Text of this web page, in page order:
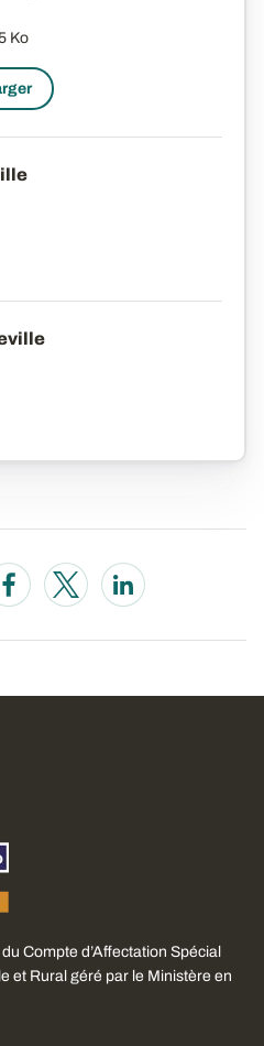
Ko
Opens in a new window
Opens in a new window
Opens in a new
Compte d’Affectation Spécial
et Rural géré par le Ministère en